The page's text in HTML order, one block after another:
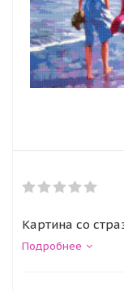
Картина со
Подробнее